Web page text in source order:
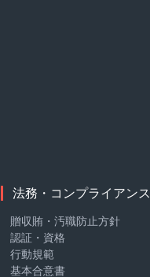
法務・コンプライアンス
贈収賄・汚職防止方針
認証・資格
行動規範
基本合意書